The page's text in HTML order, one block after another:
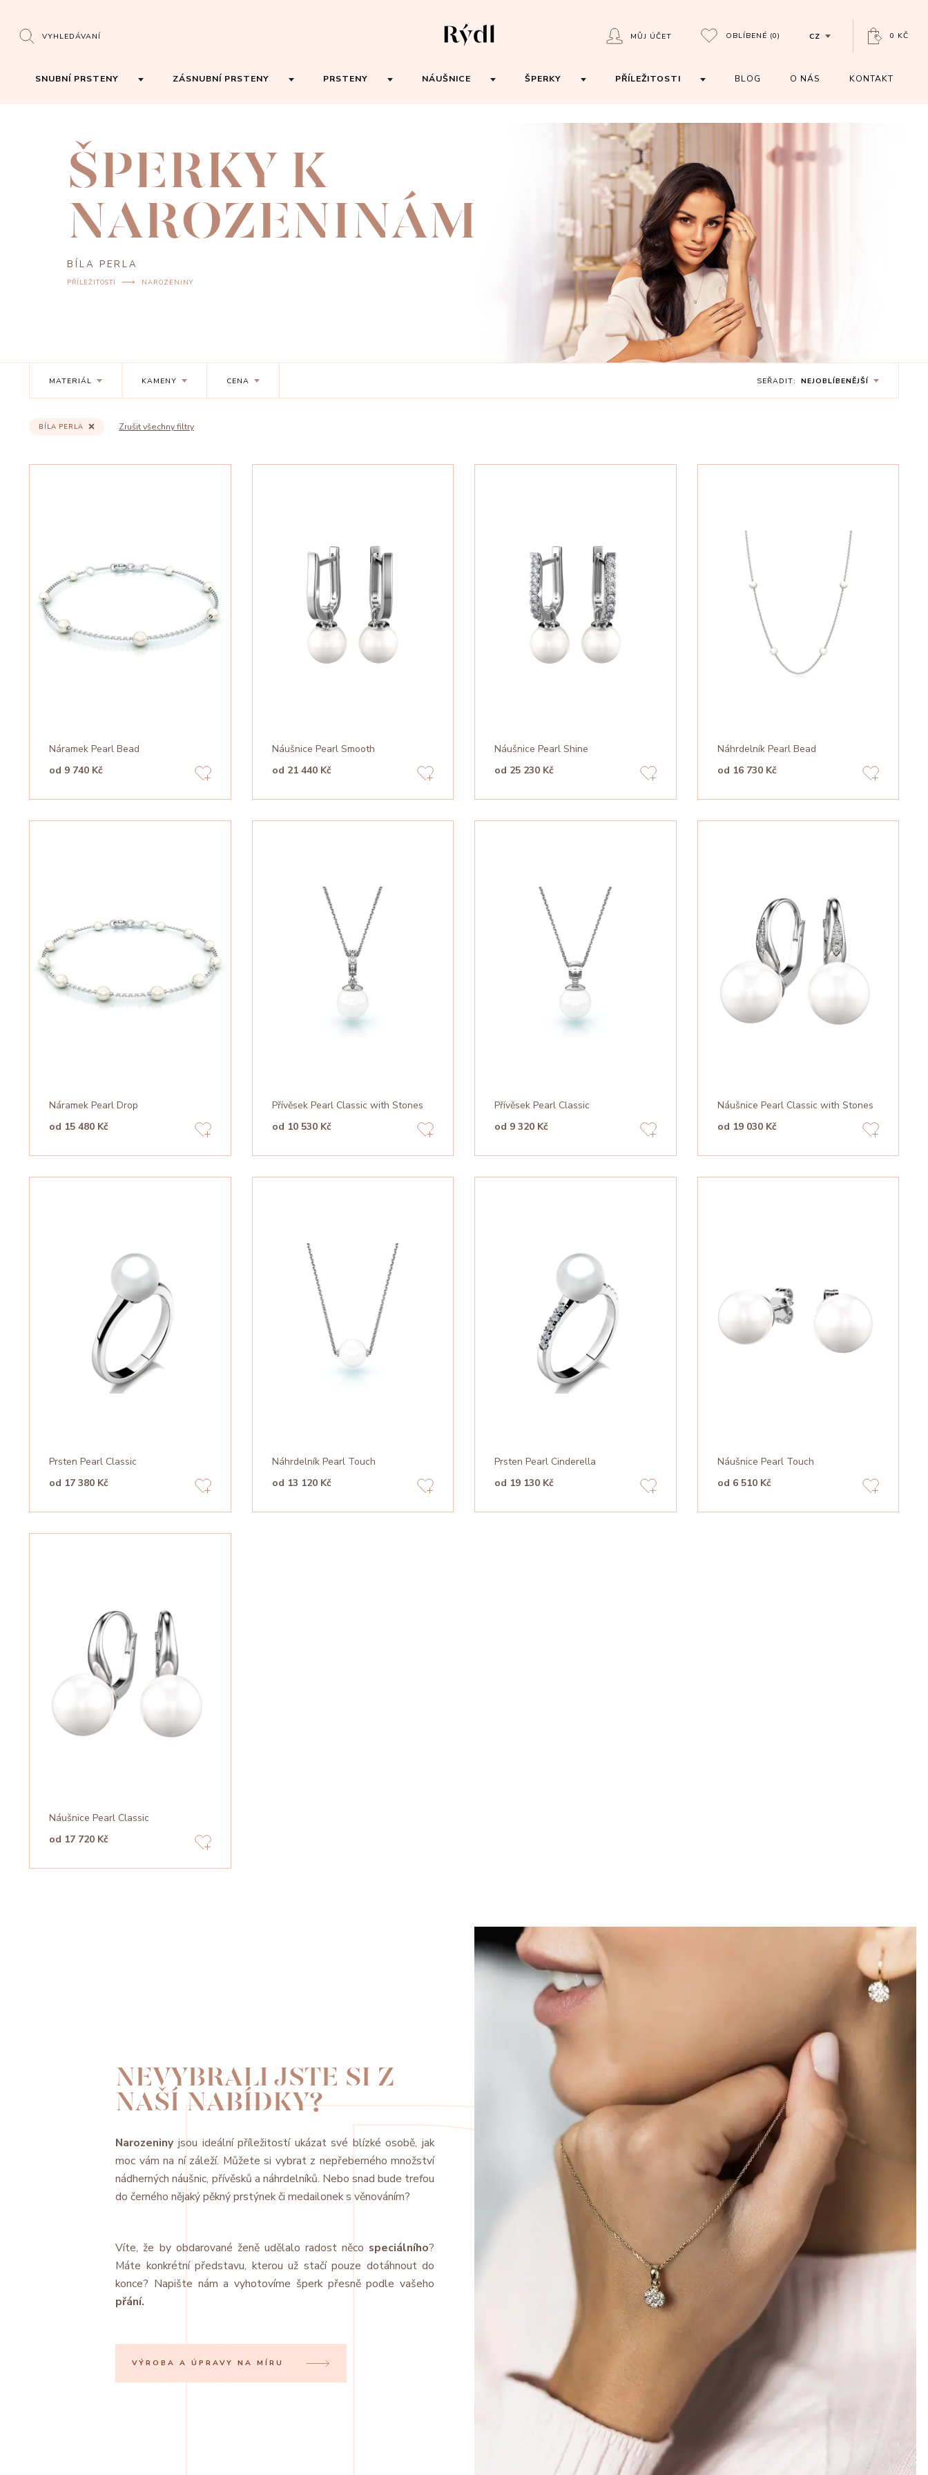
VYHLEDÁVANÍ MŮJ ÚČET OBLÍBENÉ (0) CZ 0 KČ
SNUBNÍ PRSTENY ZÁSNUBNÍ PRSTENY PRSTENY NÁUŠNICE ŠPERKY PŘÍLEŽITOSTI BLOG O NÁS KONTAKT
ŠPERKY K
NAROZENINÁM
BÍLA PERLA
PŘÍLEŽITOSTI NAROZENINY
MATERIÁL KAMENY CENA SEŘADIT: NEJOBLÍBENĚJŠÍ
Zrušit všechny filtry
BÍLA PERLA
Náramek Pearl Bead
od 9 740 Kč
Náušnice Pearl Smooth
od 21 440 Kč
Náušnice Pearl Shine
od 25 230 Kč
Náhrdelník Pearl Bead
od 16 730 Kč
Náramek Pearl Drop
od 15 480 Kč
Přívěsek Pearl Classic with Stones
od 10 530 Kč
Přívěsek Pearl Classic
od 9 320 Kč
Náušnice Pearl Classic with Stones
od 19 030 Kč
Prsten Pearl Classic
od 17 380 Kč
Náhrdelník Pearl Touch
od 13 120 Kč
Prsten Pearl Cinderella
od 19 130 Kč
Náušnice Pearl Touch
od 6 510 Kč
Náušnice Pearl Classic
od 17 720 Kč
NEVYBRALI JSTE SI Z
NAŠÍ NABÍDKY?
Narozeninyjsou ideální příležitostí ukázat své blízké osobě, jak
moc vám na ní záleží. Můžete si vybrat z nepřeberného množství
nádherných náušnic, přívěsků a náhrdelníků. Nebo snad bude trefou
do černého nějaký pěkný prstýnek či medailonek s věnováním?
Víte, že by obdarované ženě udělalo radost něco speciálního?
Máte konkrétní představu, kterou už stačí pouze dotáhnout do
konce? Napište nám a vyhotovíme šperk přesně podle vašeho
přání.
VÝROBA A ÚPRAVY NA MÍRU